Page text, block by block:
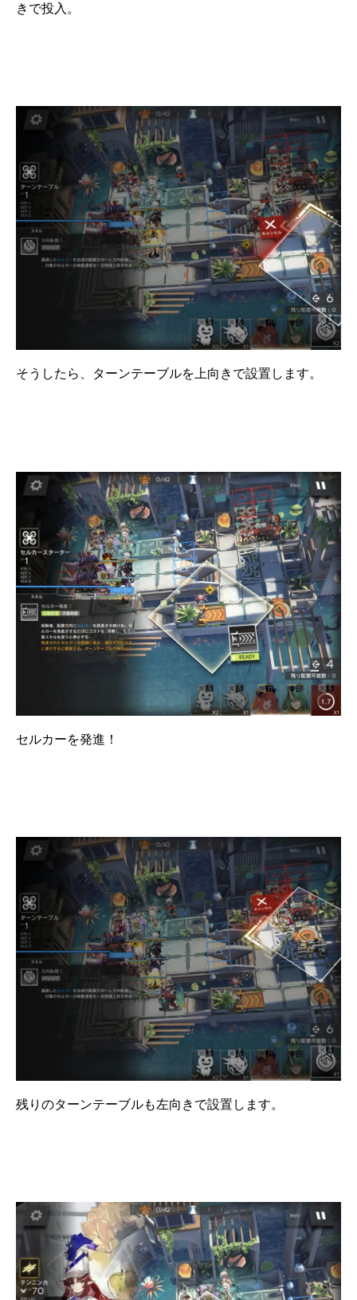
きで投入。
そうしたら、ターンテーブルを上向きで設置します。
セルカーを発進！
残りのターンテーブルも左向きで設置します。